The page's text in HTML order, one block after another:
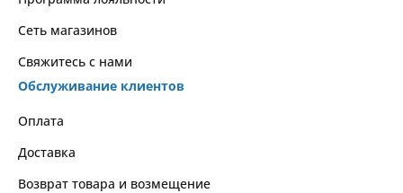
Сеть магазинов
Свяжитесь с нами
Обслуживание клиентов
Оплата
Доставка
Возврат товара и возмещение